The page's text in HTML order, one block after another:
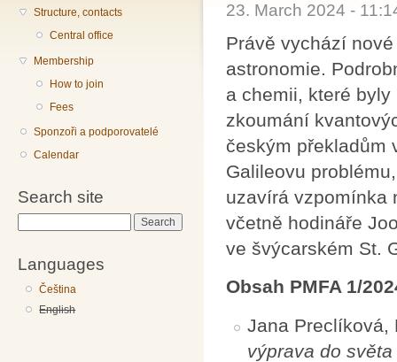
Structure, contacts
Central office
Membership
How to join
Fees
Sponzoři a podporovatelé
Calendar
Search site
Languages
Čeština
English
23. March 2024 -
Právě vychází
astronomie.
a chemii, které
zkoumání
českým překladům
Galileovu
uzavírá vzpomínka
včetně hodináře
ve švýcarském St.
Obsah PMFA 1/
Jana
výprava do